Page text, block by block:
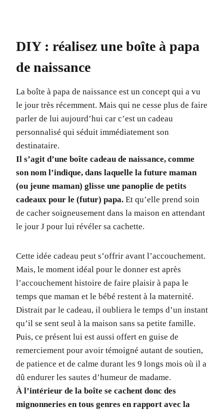
DIY : réalisez une boîte à papa
de naissance
La boîte à papa de naissance est un concept qui a vu
le jour très récemment. Mais qui ne cesse plus de faire
parler de lui aujourd’hui car c’est un cadeau
personnalisé qui séduit immédiatement son
destinataire.
Il s’agit d’une boîte cadeau de naissance, comme
son nom l’indique, dans laquelle la future maman
(ou jeune maman) glisse une panoplie de petits
cadeaux pour le (futur) papa. Et qu’elle prend soin
de cacher soigneusement dans la maison en attendant
le jour J pour lui révéler sa cachette.
Cette idée cadeau peut s’offrir avant l’accouchement.
Mais, le moment idéal pour le donner est après
l’accouchement histoire de faire plaisir à papa le
temps que maman et le bébé restent à la maternité.
Distrait par le cadeau, il oubliera le temps d’un instant
qu’il se sent seul à la maison sans sa petite famille.
Puis, ce présent lui est aussi offert en guise de
remerciement pour avoir témoigné autant de soutien,
de patience et de calme durant les 9 longs mois où il a
dû endurer les sautes d’humeur de madame.
À l’intérieur de la boîte se cachent donc des
mignonneries en tous genres en rapport avec la